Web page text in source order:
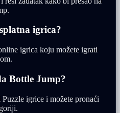
igrica?
igrica koju možete igrati
Bottle Jump?
igrice i možete pronaći